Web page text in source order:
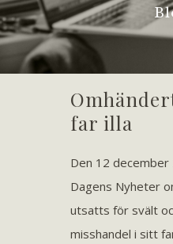
far illa
Den 12
Dagens Nyheter
utsatts för svält
misshandel i sitt